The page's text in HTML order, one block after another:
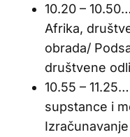
10.20 –
Afrika,
obrada/
društvene
10.55 –
supstance i